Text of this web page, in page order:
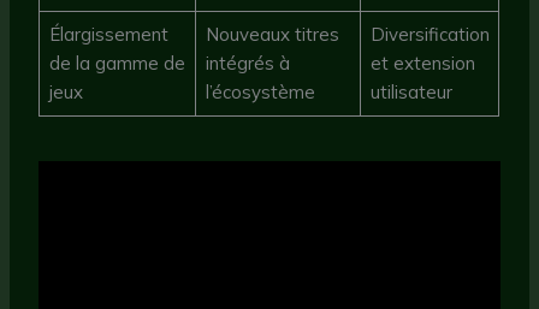
Élargissement
de la gamme de
jeux
Nouveaux titres
intégrés à
l’écosystème
Diversification
et extension
utilisateur